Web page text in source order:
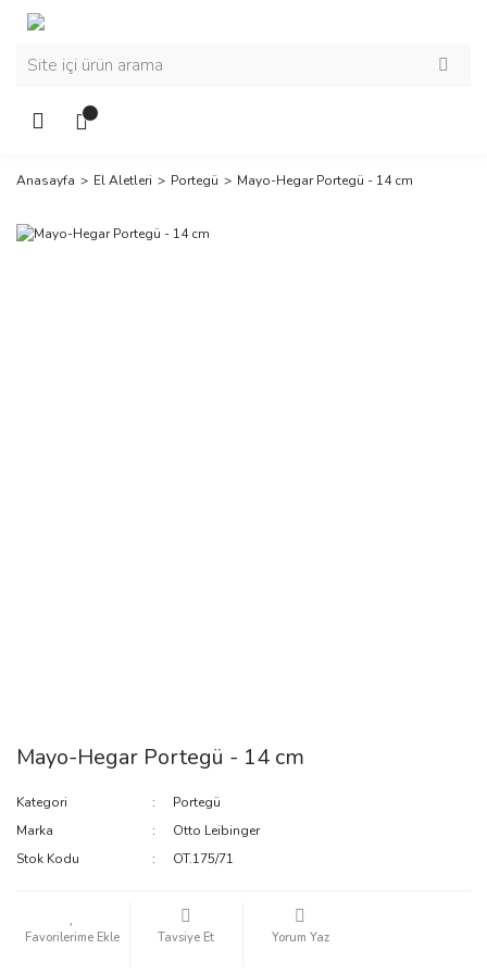
Anasayfa El Aletleri Portegü Mayo-Hegar Portegü - 14 cm
Mayo-Hegar Portegü - 14 cm
Kategori
Portegü
Marka
Otto Leibinger
Stok Kodu
OT.175/71
Tavsiye Et Yorum Yaz